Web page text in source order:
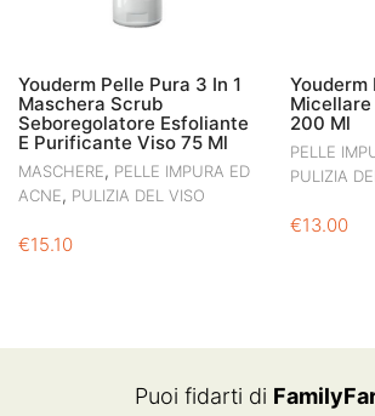
Youderm Pelle Pura 3 In 1
Maschera Scrub
Seboregolatore Esfoliante
E Purificante Viso 75 Ml
MASCHERE, PELLE IMPURA ED
ACNE, PULIZIA DEL VISO
€15.10
Youderm
200 Ml
PELLE
PULIZIA
€13.00
Puoi fidarti di